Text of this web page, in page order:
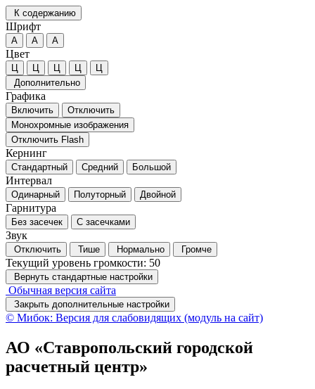
К содержанию
Шрифт
А А А
Цвет
Ц Ц Ц Ц
Ц
Дополнительно
Графика
Включить
Отключить
Монохромные изображения
Отключить Flash
Кернинг
Стандартный Средний Большой
Интервал
Одинарный Полуторный Двойной
Гарнитура
Без засечек С засечками
Звук
Отключить Тише Нормально Громче
Текущий уровень громкости: 50
Вернуть стандартные настройки
Обычная версия сайта
Закрыть дополнительные настройки
© Мибок: Версия для слабовидящих (модуль на сайт)
АО «Ставропольский городской
расчетный центр»